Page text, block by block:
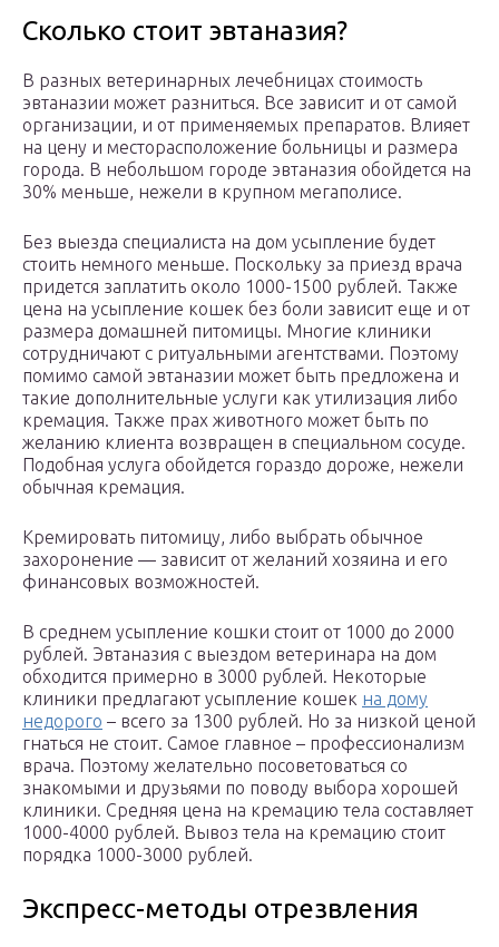
Сколько стоит эвтаназия?
В разных ветеринарных лечебницах стоимость
эвтаназии может разниться. Все зависит и от самой
организации, и от применяемых препаратов. Влияет
на цену и месторасположение больницы и размера
города. В небольшом городе эвтаназия обойдется на
30% меньше, нежели в крупном мегаполисе.
Без выезда специалиста на дом усыпление будет
стоить немного меньше. Поскольку за приезд врача
придется заплатить около 1000-1500 рублей. Также
цена на усыпление кошек без боли зависит еще и от
размера домашней питомицы. Многие клиники
сотрудничают с ритуальными агентствами. Поэтому
помимо самой эвтаназии может быть предложена и
такие дополнительные услуги как утилизация либо
кремация. Также прах животного может быть по
желанию клиента возвращен в специальном сосуде.
Подобная услуга обойдется гораздо дороже, нежели
обычная кремация.
Кремировать питомицу, либо выбрать обычное
захоронение — зависит от желаний хозяина и его
финансовых возможностей.
В среднем усыпление кошки стоит от 1000 до 2000
рублей. Эвтаназия с выездом ветеринара на дом
обходится примерно в 3000 рублей. Некоторые
клиники предлагают усыпление кошек на дому
недорого – всего за 1300 рублей. Но за низкой ценой
гнаться не стоит. Самое главное – профессионализм
врача. Поэтому желательно посоветоваться со
знакомыми и друзьями по поводу выбора хорошей
клиники. Средняя цена на кремацию тела составляет
1000-4000 рублей. Вывоз тела на кремацию стоит
порядка 1000-3000 рублей.
Экспресс-методы отрезвления